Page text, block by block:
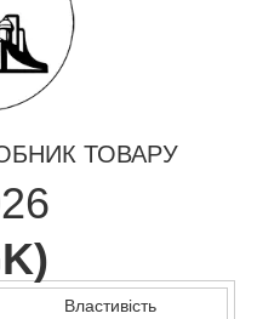
ТОВАРУ
)
Властивість